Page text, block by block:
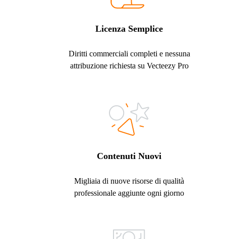
Licenza Semplice
Diritti commerciali completi e nessuna
attribuzione richiesta su Vecteezy Pro
Contenuti Nuovi
Migliaia di nuove risorse di qualità
professionale aggiunte ogni giorno